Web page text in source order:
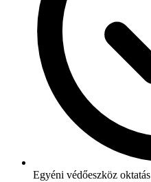
Egyéni védőeszköz oktatás